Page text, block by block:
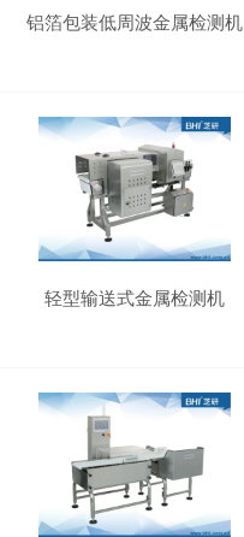
铝箔包装低周波金属检测机
轻型输送式金属检测机